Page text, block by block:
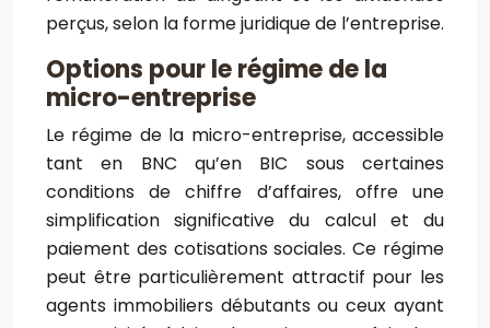
perçus, selon la forme juridique de l’entreprise.
Options pour le régime de la
micro-entreprise
Le régime de la micro-entreprise, accessible
tant en BNC qu’en BIC sous certaines
conditions de chiffre d’affaires, offre une
simplification significative du calcul et du
paiement des cotisations sociales. Ce régime
peut être particulièrement attractif pour les
agents immobiliers débutants ou ceux ayant